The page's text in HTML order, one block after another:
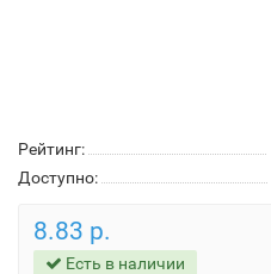
Рейтинг:
Доступно:
8.83 р.
Есть в наличии